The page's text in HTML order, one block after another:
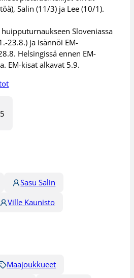
Salin (11/3) ja Lee (10/1).
Sloveniassa
23.8.) ja isännöi EM-
Helsingissä ennen EM-
EM-kisat alkavat 5.9.
Sasu Salin
Ville Kaunisto
Maajoukkueet